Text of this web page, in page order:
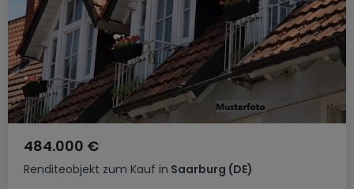
Renditeobjekt zum Kauf in Saarburg (DE)
484.000 €